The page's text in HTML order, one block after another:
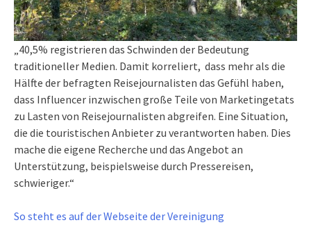
„40,5% registrieren das Schwinden der Bedeutung
traditioneller Medien. Damit korreliert, dass mehr als die
Hälfte der befragten Reisejournalisten das Gefühl haben,
dass Influencer inzwischen große Teile von Marketingetats
zu Lasten von Reisejournalisten abgreifen. Eine Situation,
die die touristischen Anbieter zu verantworten haben. Dies
mache die eigene Recherche und das Angebot an
Unterstützung, beispielsweise durch Pressereisen,
schwieriger.“
So steht es auf der Webseite der Vereinigung